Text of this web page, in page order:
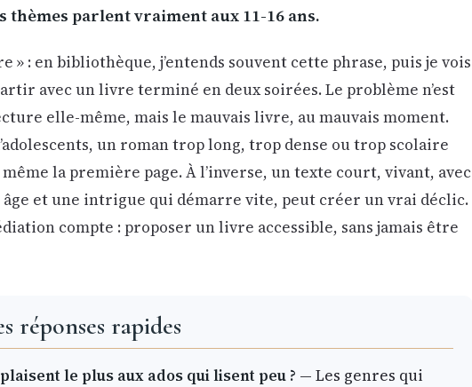
thèmes parlent vraiment aux 11-16 ans.
» : en bibliothèque, j’entends souvent cette phrase, puis je vois
avec un livre terminé en deux soirées. Le problème n’est
elle-même, mais le mauvais livre, au mauvais moment.
un roman trop long, trop dense ou trop scolaire
la première page. À l’inverse, un texte court, vivant, avec
et une intrigue qui démarre vite, peut créer un vrai déclic.
compte : proposer un livre accessible, sans jamais être
réponses rapides
le plus aux ados qui lisent peu ? — Les genres qui